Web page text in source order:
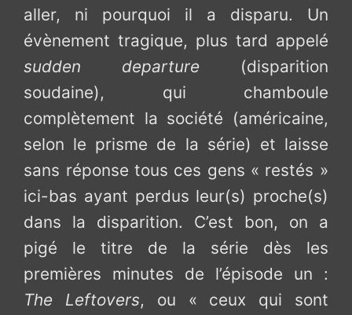
aller, ni pourquoi il a disparu. Un
évènement tragique, plus tard appelé
sudden departure (disparition
soudaine), qui chamboule
complètement la société (américaine,
selon le prisme de la série) et laisse
sans réponse tous ces gens « restés »
ici-bas ayant perdus leur(s) proche(s)
dans la disparition. C’est bon, on a
pigé le titre de la série dès les
premières minutes de l’épisode un :
The Leftovers, ou « ceux qui sont